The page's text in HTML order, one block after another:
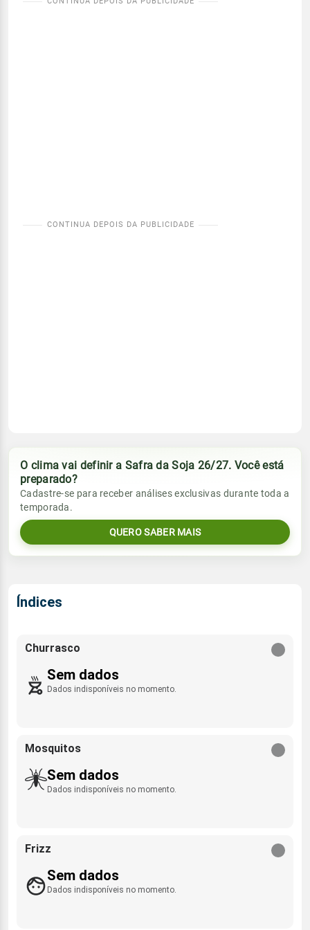
O clima vai definir a Safra da Soja 26/27. Você está
preparado?
Cadastre-se para receber análises exclusivas durante toda a
temporada.
QUERO SABER MAIS
Índices
Churrasco
Sem dados
Dados indisponíveis no momento.
Mosquitos
Sem dados
Dados indisponíveis no momento.
Frizz
Sem dados
Dados indisponíveis no momento.